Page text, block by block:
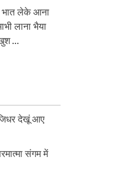
भात लेके आना
लाना भैया
...
देखूं आए
संगम में